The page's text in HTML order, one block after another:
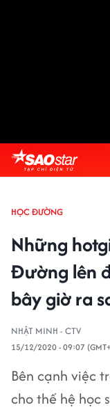
HỌC ĐƯỜNG
Những
Đường lên
bây giờ ra
NHẬT MINH - CTV
15/12/2020 - 09:07
Bên cạnh việc
cho thế hệ học